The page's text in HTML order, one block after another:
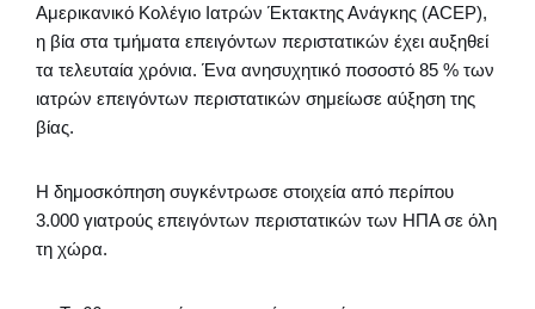
Αμερικανικό Κολέγιο Ιατρών Έκτακτης Ανάγκης (ACEP),
η βία στα τμήματα επειγόντων περιστατικών έχει αυξηθεί
τα τελευταία χρόνια. Ένα ανησυχητικό ποσοστό 85 % των
ιατρών επειγόντων περιστατικών σημείωσε αύξηση της
βίας.
Η δημοσκόπηση συγκέντρωσε στοιχεία από περίπου
3.000 γιατρούς επειγόντων περιστατικών των ΗΠΑ σε όλη
τη χώρα.